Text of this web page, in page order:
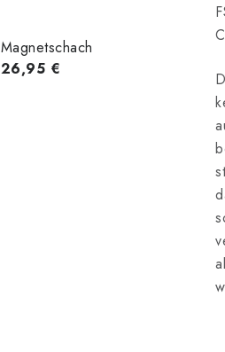
Magnetschach
26,95 €